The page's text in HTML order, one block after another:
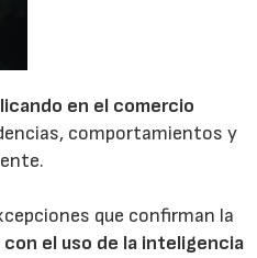
en el comercio
comportamientos y
que confirman la
con el uso de la inteligencia